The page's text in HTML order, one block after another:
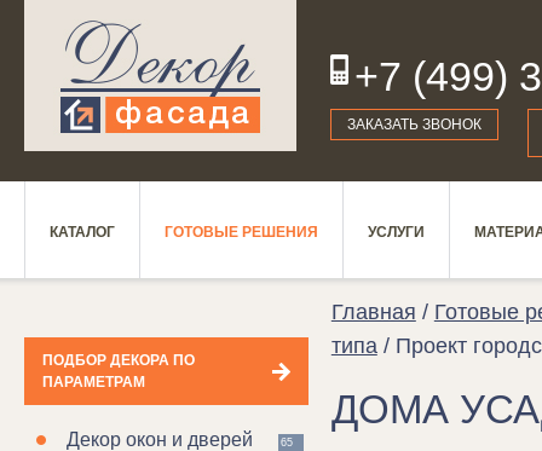
+7 (499)
19
ЗАКАЗАТЬ ЗВОНОК
КАТАЛОГ ГОТОВЫЕ РЕШЕНИЯ УСЛУГИ
ПОДБОР ДЕКОРА ПО
ПАРАМЕТРАМ
Декор окон и дверей 65
Главная / Готовые
типа/ Проект
ДОМА